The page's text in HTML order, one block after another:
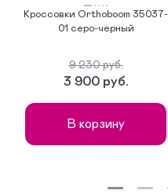
Кроссовки Orthoboom 35037-
01 серо-черный
9 230 руб.
3 900 руб.
В корзину